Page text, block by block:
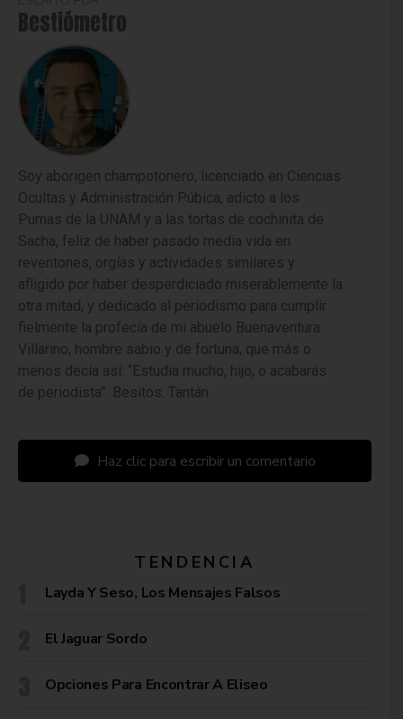
Bestiómetro
Soy aborigen champotonero, licenciado en Ciencias
Ocultas y Administración Púbica, adicto a los
Pumas de la UNAM y a las tortas de cochinita de
Sacha, feliz de haber pasado media vida en
reventones, orgías y actividades similares y
afligido por haber desperdiciado miserablemente la
otra mitad, y dedicado al periodismo para cumplir
fielmente la profecía de mi abuelo Buenaventura
Villarino, hombre sabio y de fortuna, que más o
menos decía así: “Estudia mucho, hijo, o acabarás
de periodista”. Besitos. Tantán.
Haz clic para escribir un comentario
TENDENCIA
Layda Y Seso, Los Mensajes Falsos
El Jaguar Sordo
Opciones Para Encontrar A Eliseo